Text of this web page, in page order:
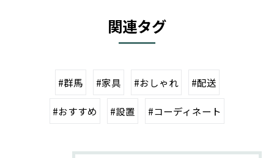
関連タグ
#群馬 #家具 #おしゃれ #配送
#おすすめ #設置 #コーディネート